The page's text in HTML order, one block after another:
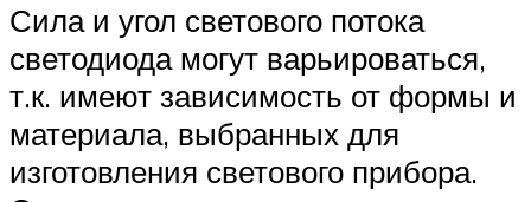
Сила и угол светового потока
светодиода могут варьироваться,
т.к. имеют зависимость от формы и
материала, выбранных для
изготовления светового прибора.